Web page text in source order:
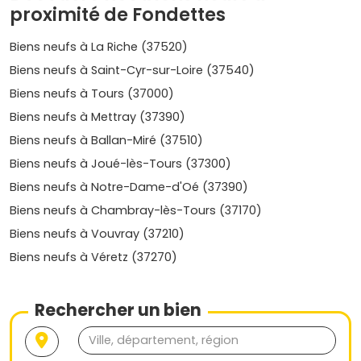
excellents pour unepremière acquisition
bonnes prestations énergétiques.
Lisière de Saint-Cyr-sur-Loire et La Riche
si tu travailles côté nord ou ouest de Tours, avec des
temps de trajet maîtrisés.
Côté budget, compte des ordres de grandeur
généralement constatés (selon emplacement et
prestations) :appartements neufs autour de 3 900 à 5
maisons neuves environ 3 500 à 4 700
€/m² . Ces prix peuvent évoluer selon la surface, la vue,
l'étage, l'extérieur et le niveau d'équipements.
Prix de l'immobilier neuf à Fondettes :
tendances récentes
Dans l'agglomération tourangelle, la demande reste
années, portée par l'attractivité deTourset la rareté du
foncier sur les secteurs les plus recherchés.
proximité de Fondettes
Biens neufs à La Riche (37520)
Biens neufs à Saint-Cyr-sur-Loire (37540)
Biens neufs à Tours (37000)
Biens neufs à Mettray (37390)
Biens neufs à Ballan-Miré (37510)
Biens neufs à Joué-lès-Tours (37300)
Biens neufs à Notre-Dame-d'Oé (37390)
Biens neufs à Chambray-lès-Tours (37170)
Biens neufs à Vouvray (37210)
Biens neufs à Véretz (37270)
Rechercher un bien